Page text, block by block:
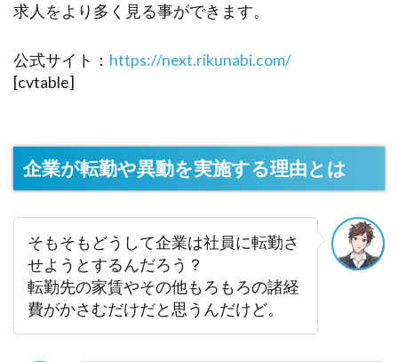
求人をより多く見る事ができます。
公式サイト： https://next.rikunabi.com/
[cvtable]
企業が転勤や異動を実施する理由とは
そもそもどうして企業は社員に転勤さ
せようとするんだろう？
転勤先の家賃やその他もろもろの諸経
費がかさむだけだと思うんだけど。